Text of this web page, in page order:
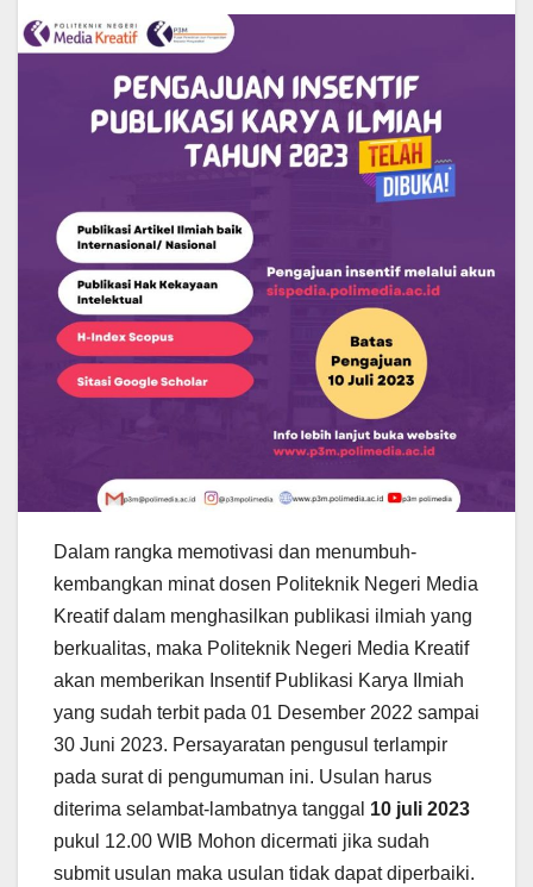
Dalam rangka memotivasi dan menumbuh-
kembangkan minat dosen Politeknik Negeri Media
Kreatif dalam menghasilkan publikasi ilmiah yang
berkualitas, maka Politeknik Negeri Media Kreatif
akan memberikan Insentif Publikasi Karya Ilmiah
yang sudah terbit pada 01 Desember 2022 sampai
30 Juni 2023. Persayaratan pengusul terlampir
pada surat di pengumuman ini. Usulan harus
diterima selambat-lambatnya tanggal 10 juli 2023
pukul 12.00 WIB Mohon dicermati jika sudah
submit usulan maka usulan tidak dapat diperbaiki.